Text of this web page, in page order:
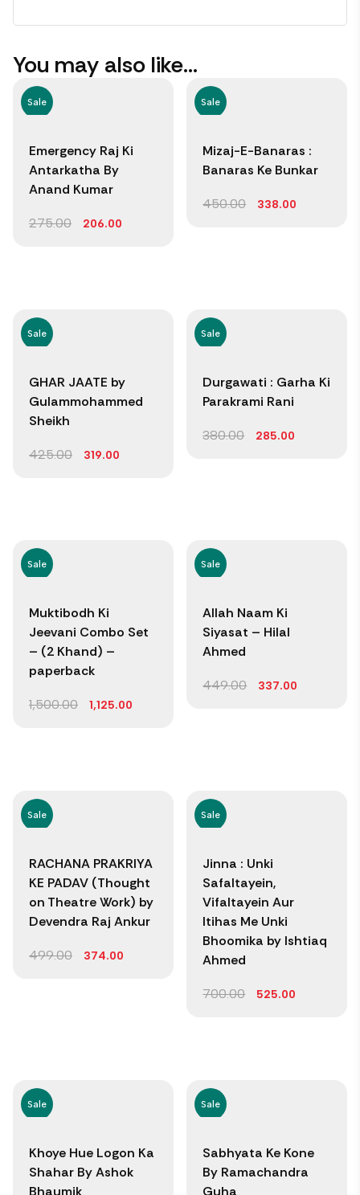
You may also like…
Sale
Emergency Raj Ki
Antarkatha By
Anand Kumar
275.00 206.00
Sale
Mizaj-E-Banaras :
Banaras Ke Bunkar
450.00 338.00
Sale
GHAR JAATE by
Gulammohammed
Sheikh
425.00 319.00
Sale
Durgawati : Garha Ki
Parakrami Rani
380.00 285.00
Sale
Muktibodh Ki
Jeevani Combo Set
– (2 Khand) –
paperback
1,500.00 1,125.00
Sale
Allah Naam Ki
Siyasat – Hilal
Ahmed
449.00 337.00
Sale
RACHANA PRAKRIYA
KE PADAV (Thought
on Theatre Work) by
Devendra Raj Ankur
499.00 374.00
Sale
Jinna : Unki
Safaltayein,
Vifaltayein Aur
Itihas Me Unki
Bhoomika by Ishtiaq
Ahmed
700.00 525.00
Sale
Khoye Hue Logon Ka
Shahar By Ashok
Bhaumik
Sale
Sabhyata Ke Kone
By Ramachandra
Guha